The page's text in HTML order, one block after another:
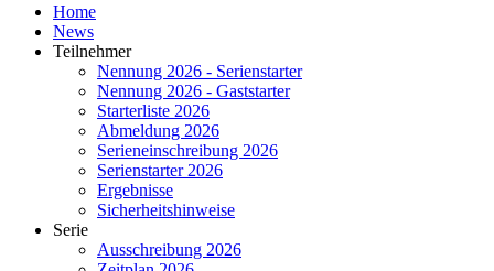
Home
News
Teilnehmer
Nennung 2026 - Serienstarter
Nennung 2026 - Gaststarter
Starterliste 2026
Abmeldung 2026
Serieneinschreibung 2026
Serienstarter 2026
Ergebnisse
Sicherheitshinweise
Serie
Ausschreibung 2026